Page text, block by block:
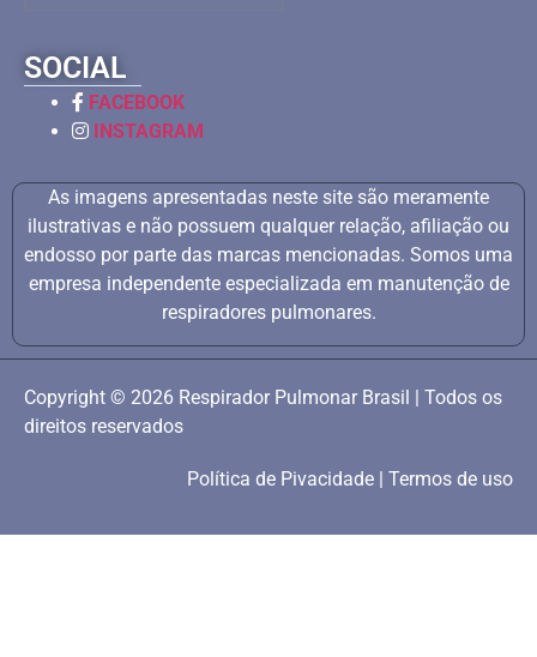
SOCIAL
FACEBOOK
INSTAGRAM
As imagens apresentadas neste site são meramente
ilustrativas e não possuem qualquer relação, afiliação ou
endosso por parte das marcas mencionadas. Somos uma
empresa independente especializada em manutenção de
respiradores pulmonares.
Copyright © 2026 Respirador Pulmonar Brasil | Todos os
direitos reservados
Política de Pivacidade | Termos de uso